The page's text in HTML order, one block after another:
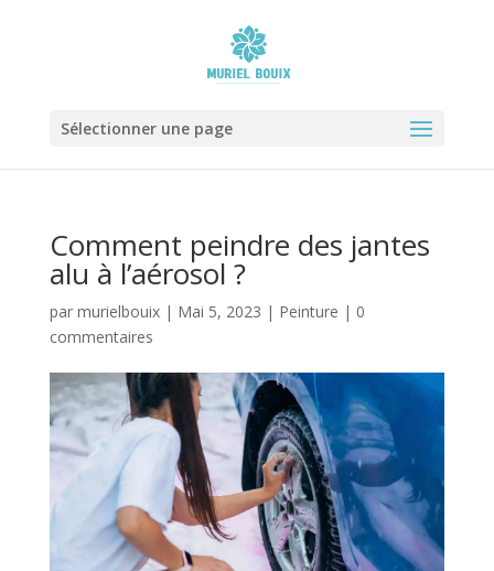
Sélectionner une page
Comment peindre des jantes
alu à l’aérosol ?
par murielbouix| Mai 5, 2023 | Peinture | 0
commentaires